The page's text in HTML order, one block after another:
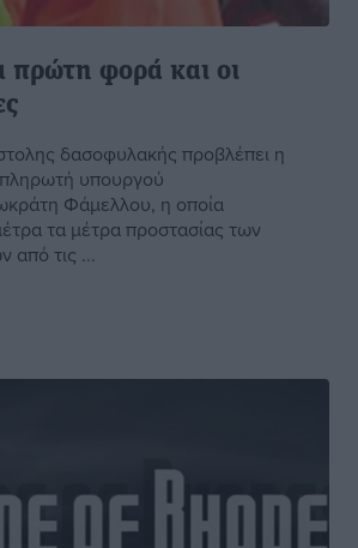
πρώτη φορά και οι
δασοφυλακής προβλέπει η
υπουργού
Φάμελλου, η οποία
τα μέτρα προστασίας των
από τις ...